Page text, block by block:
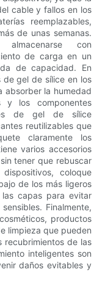
cable y fallos en los
reemplazables,
de unas semanas.
con
de carga en un
de capacidad. En
de gel de sílice en los
absorber la humedad
y los componentes
de gel de sílice
reutilizables que
claramente los
varios accesorios
tener que rebuscar
coloque
de los más ligeros
capas para evitar
Finalmente,
productos
limpieza que pueden
recubrimientos de las
inteligentes son
daños evitables y